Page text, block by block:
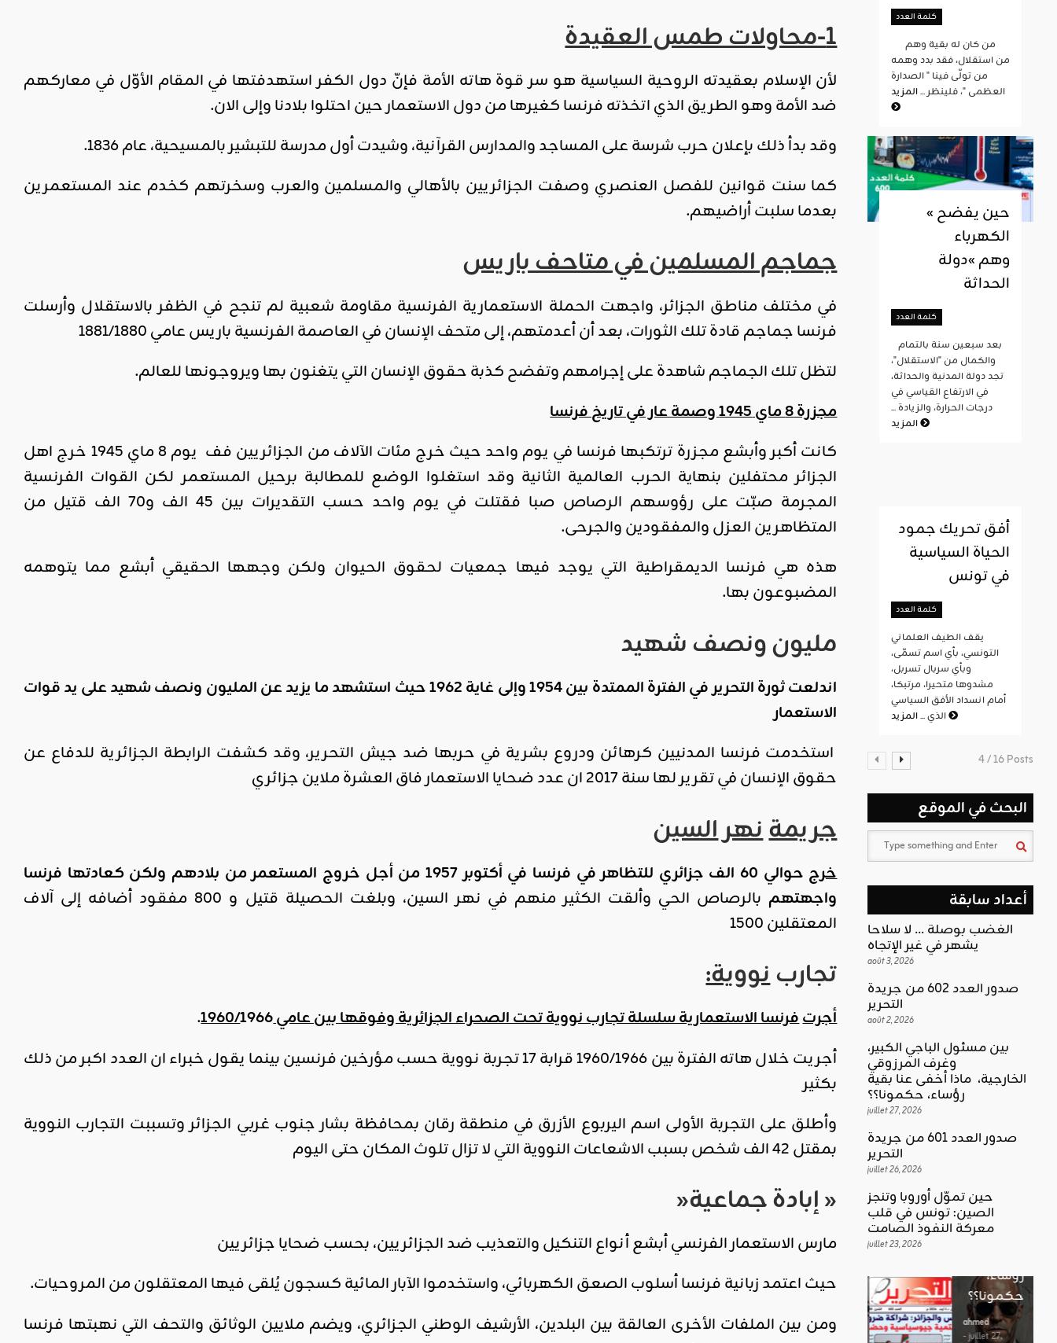
1-محاولات طمس العقيدة
لأن الإسلام بعقيدته الروحية السياسية هو سر قوة هاته الأمة فإنّ دول الكفر استهدفتها في المقام الأوّل في معاركهم
ضد الأمة وهو الطريق الذي اتخذته فرنسا كغيرها من دول الاستعمار حين احتلوا بلادنا وإلى الان.
وقد بدأ ذلك بإعلان حرب شرسة على المساجد والمدارس القرآنية، وشيدت أول مدرسة للتبشير بالمسيحية، عام 1836.
كما سنت قوانين للفصل العنصري وصفت الجزائريين بالأهالي والمسلمين والعرب وسخرتهم كخدم عند المستعمرين
بعدما سلبت أراضيهم.
جماجم المسلمين في متاحف باريس
في مختلف مناطق الجزائر، واجهت الحملة الاستعمارية الفرنسية مقاومة شعبية لم تنجح في الظفر بالاستقلال وأرسلت
فرنسا جماجم قادة تلك الثورات، بعد أن أعدمتهم، إلى متحف الإنسان في العاصمة الفرنسية باريس عامي 1881/1880
لتظل تلك الجماجم شاهدة على إجرامهم وتفضح كذبة حقوق الإنسان التي يتغنون بها ويروجونها للعالم.
مجزرة 8 ماي 1945 وصمة عار في تاريخ فرنسا
كانت أكبر وأبشع مجزرة ترتكبها فرنسا في يوم واحد حيث خرج مئات الآلاف من الجزائريين فف يوم 8 ماي 1945 خرج اهل
الجزائر محتفلين بنهاية الحرب العالمية الثانية وقد استغلوا الوضع للمطالبة برحيل المستعمر لكن القوات الفرنسية
المجرمة صبّت على رؤوسهم الرصاص صبا فقتلت في يوم واحد حسب التقديرات بين 45 الف و70 الف قتيل من
المتظاهرين العزل والمفقودين والجرحى.
هذه هي فرنسا الديمقراطية التي يوجد فيها جمعيات لحقوق الحيوان ولكن وجهها الحقيقي أبشع مما يتوهمه
المضبوعون بها.
مليون ونصف شهيد
اندلعت ثورة التحرير في الفترة الممتدة بين 1954 وإلى غاية 1962 حيث استشهد ما يزيد عن المليون ونصف شهيد على يد قوات
الاستعمار
استخدمت فرنسا المدنيين كرهائن ودروع بشرية في حربها ضد جيش التحرير، وقد كشفت الرابطة الجزائرية للدفاع عن
حقوق الإنسان في تقرير لها سنة 2017 ان عدد ضحايا الاستعمار فاق العشرة ملاين جزائري
جريمةنهرالسين
خرج
حوالي 60 الف جزائري للتظاهر في فرنسا في أكتوبر 1957 من أجل خروج المستعمر من بلادهم ولكن كعادتها فرنسا
واجهتهم
بالرصاص الحي وألقت الكثير منهم في نهر السين، وبلغت الحصيلة قتيل و 800 مفقود أضافه إلى آلاف
المعتقلين 1500
تجاربنووية:
أجرتفرنسا الاستعمارية سلسلة تجارب نووية تحت الصحراء الجزائرية وفوقها بين عامي 1960/1966
.
أجريت خلال هاته الفترة بين 1960/1966 قرابة 17 تجربة نووية حسب مؤرخين فرنسين بينما يقول خبراء ان العدد اكبر من ذلك
بكثير
وأطلق على التجربة الأولى اسم اليربوع الأزرق في منطقة رقان بمحافظة بشار جنوب غربي الجزائر وتسببت التجارب النووية
بمقتل 42 الف شخص بسبب الاشعاعات النووية التي لا تزال تلوث المكان حتى اليوم
«إبادة جماعية«
مارس الاستعمار الفرنسي أبشع أنواع التنكيل والتعذيب ضد الجزائريين، بحسب ضحايا جزائريين
حيث اعتمد زبانية فرنسا أسلوب الصعق الكهربائي، واستخدموا الآبار المائية كسجون يُلقى فيها المعتقلون من المروحيات.
ومن بين الملفات الأخرى العالقة بين البلدين، الأرشيف الوطني الجزائري، ويضم ملايين الوثائق والتحف التي نهبتها فرنسا
كلمة العدد
من استقلال، فقد بدد وهمه
من تولّى فينا " الصدارة
العظمى "، فلينظر ...المزيد
« حين يفضح
الكهرباء
وهم »دولة
الحداثة
كلمة العدد
والكمال من "الاستقلال"،
تجد دولة المدنية والحداثة،
في الارتفاع القياسي في
درجات الحرارة، والزيادة ...
المزيد
أفق تحريك جمود
الحياة السياسية
في تونس
كلمة العدد
يقف الطيف العلماني
التونسي، بأي اسم تسمّى،
وبأي سربال تسربل،
مشدوها متحيرا، مرتبكا،
أمام انسداد الأفق السياسي
الذي ...المزيد
4 / 16 Posts
البحث في الموقع
أعداد سابقة
الغضب بوصلة … لا سلاحا
يشهر في غير الإتجاه
août 3, 2026
صدور العدد 602 من جريدة
التحرير
août 2, 2026
بين مسئول الباجي الكبير،
وغرف المرزوقي
الخارجية، ماذا أخفى عنا بقية
رؤساء، حكمونا؟؟
juillet 27, 2026
صدور العدد 601 من جريدة
التحرير
juillet 26, 2026
حين تموّل أوروبا وتنجز
الصين: تونس في قلب
معركة النفوذ الصامت
juillet 23, 2026
أوروبا
وتنجز
تونس في
قلب
النفوذ
ahmed
2026
اقليمي ودولي
بوصلة …
لا سلاحا
يشهر في
غير الإتجاه
ahmed
- août 3, 2026
ستطل القضاي
بين
الباجي
المرزوقي
الخارجية،
ماذا أخفى
رؤساء،
حكمونا؟؟
ahmed
- juillet 27,